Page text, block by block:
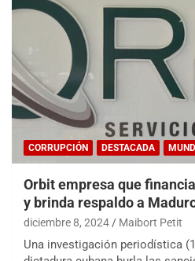
CORRUPCIÓN DESTACADA
Orbit empresa que
y brinda respaldo a
diciembre 8, 2024 Maibort Petit
Una investigación periodística